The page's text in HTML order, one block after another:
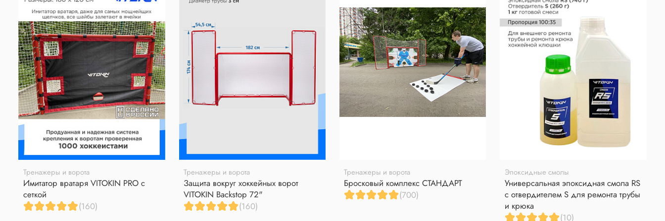
Тренажеры и ворота
Имитатор вратаря VITOKIN PRO с
сеткой
(160)
Тренажеры и ворота
Защита вокруг хоккейных ворот
VITOKIN Backstop 72"
(160)
Тренажеры и ворота
Бросковый комплекс СТАНДАРТ
(700)
Эпоксидные смолы
Универсальная эпоксидная смола RS
с отвердителем S для ремонта трубы
и крюка
(10)